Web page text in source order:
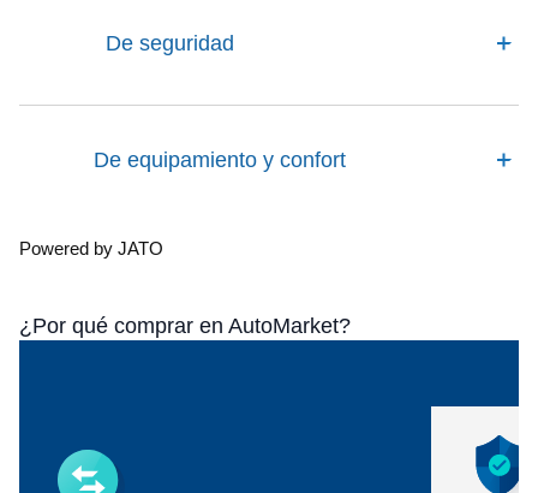
De seguridad
De equipamiento y confort
Powered by JATO
¿Por qué comprar en AutoMarket?